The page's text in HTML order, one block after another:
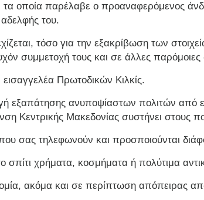
οποία παρέλαβε ο προαναφερόμενος
του.
τόσο για την εξακρίβωση των
συμμετοχή τους και σε άλλες παρόμοιες
Πρωτοδικών Κιλκίς.
εξαπάτησης ανυποψίαστων πολιτών από
Κεντρικής Μακεδονίας συστήνει στους
σας τηλεφωνούν και προσποιούνται
χρήματα, κοσμήματα ή πολύτιμα
ακόμα και σε περίπτωση απόπειρας